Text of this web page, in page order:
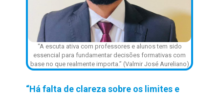
“A escuta ativa com professores e alunos tem sido
essencial para fundamentar decisões formativas com
base no que realmente importa.” (Valmir José Aureliano)
“Há falta de clareza sobre os limites e